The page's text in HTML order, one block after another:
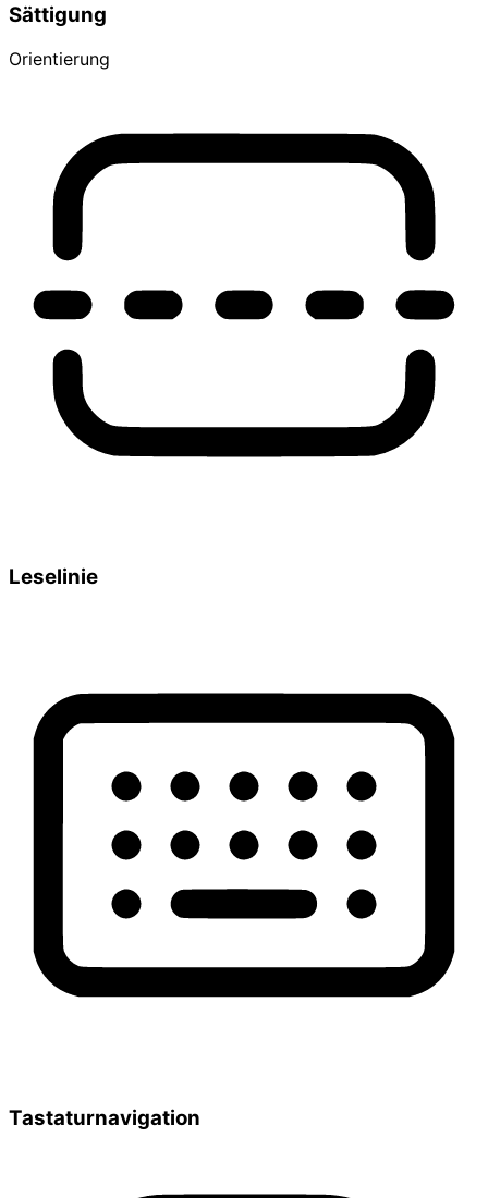
Sättigung
Orientierung
Leselinie
Tastaturnavigation